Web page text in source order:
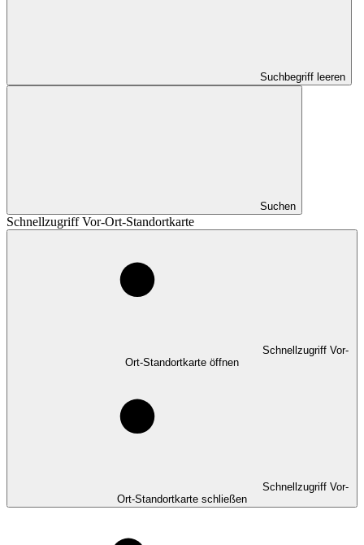
Suchbegriff leeren
Suchen
Schnellzugriff Vor-Ort-Standortkarte
Schnellzugriff Vor-
Ort-Standortkarte öffnen
Schnellzugriff Vor-
Ort-Standortkarte schließen